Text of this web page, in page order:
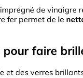
de vinaigre
fer permet de le
pour faire
et des verres